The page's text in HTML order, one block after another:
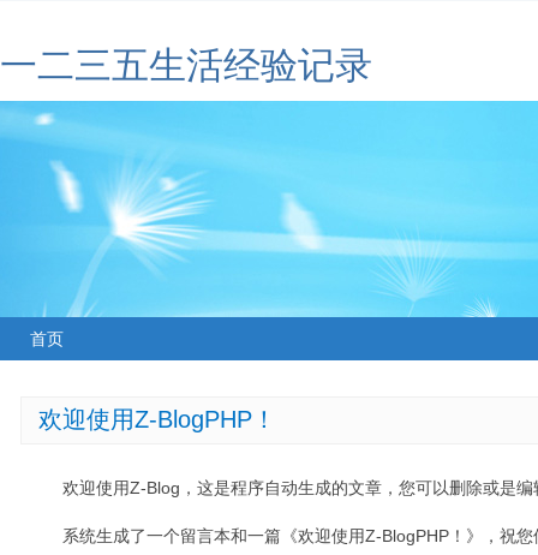
一二三五生活经验记录
首页
欢迎使用Z-BlogPHP！
欢迎使用Z-Blog，这是程序自动生成的文章，您可以删除或是编
系统生成了一个留言本和一篇《欢迎使用Z-BlogPHP！》，祝